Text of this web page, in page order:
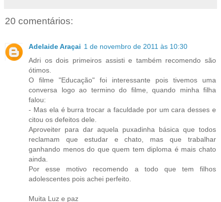
20 comentários:
Adelaide Araçai 1 de novembro de 2011 às 10:30
Adri os dois primeiros assisti e também recomendo são
ótimos.
O filme "Educação" foi interessante pois tivemos uma
conversa logo ao termino do filme, quando minha filha
falou:
- Mas ela é burra trocar a faculdade por um cara desses e
citou os defeitos dele.
Aproveiter para dar aquela puxadinha básica que todos
reclamam que estudar e chato, mas que trabalhar
ganhando menos do que quem tem diploma é mais chato
ainda.
Por esse motivo recomendo a todo que tem filhos
adolescentes pois achei perfeito.
Muita Luz e paz